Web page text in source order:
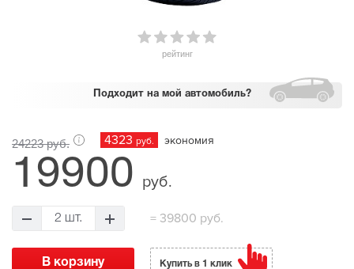
рейтинг
Подходит на мой автомобиль?
24223 руб. 4323 руб. экономия
19900 руб.
2 шт. = 39800 руб.
Купить в 1 клик